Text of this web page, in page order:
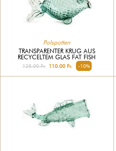
Polspotten
TRANSPARENTER KRUG AUS
RECYCELTEM GLAS FAT FISH
125.00 Fr.110.00 Fr. -10%